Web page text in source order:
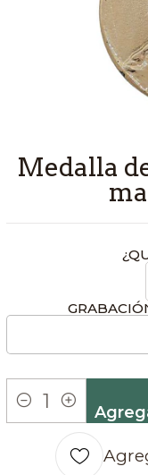
Medalla
Cantidad